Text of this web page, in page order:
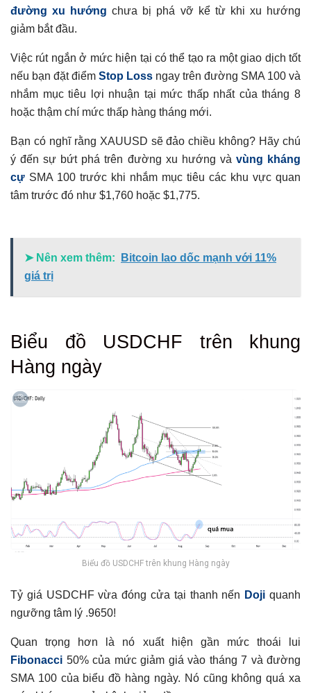
đường xu hướng chưa bị phá vỡ kể từ khi xu hướng
giảm bắt đầu.
Việc rút ngắn ở mức hiện tại có thể tạo ra một giao dịch tốt
nếu bạn đặt điểm Stop Loss ngay trên đường SMA 100 và
nhắm mục tiêu lợi nhuận tại mức thấp nhất của tháng 8
hoặc thậm chí mức thấp hàng tháng mới.
Bạn có nghĩ rằng XAUUSD sẽ đảo chiều không? Hãy chú
ý đến sự bứt phá trên đường xu hướng và vùng kháng
cự SMA 100 trước khi nhắm mục tiêu các khu vực quan
tâm trước đó như $1,760 hoặc $1,775.
➤ Nên xem thêm:
Bitcoin lao dốc mạnh với 11%
giá trị
Biểu đồ USDCHF trên khung
Hàng ngày
Biểu đồ USDCHF trên khung Hàng ngày
Tỷ giá USDCHF vừa đóng cửa tại thanh nến Doji quanh
ngưỡng tâm lý .9650!
Quan trọng hơn là nó xuất hiện gần mức thoái lui
Fibonacci 50% của mức giảm giá vào tháng 7 và đường
SMA 100 của biểu đồ hàng ngày. Nó cũng không quá xa